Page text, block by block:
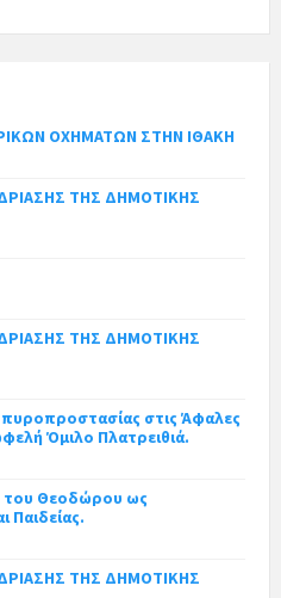
ΟΧΗΜΑΤΩΝ ΣΤΗΝ ΙΘΑΚΗ
ΤΗΣ ΔΗΜΟΤΙΚΗΣ
ΤΗΣ ΔΗΜΟΤΙΚΗΣ
πυροπροστασίας στις Άφαλες
Όμιλο Πλατρειθιά.
του Θεοδώρου ως
Παιδείας.
ΤΗΣ ΔΗΜΟΤΙΚΗΣ